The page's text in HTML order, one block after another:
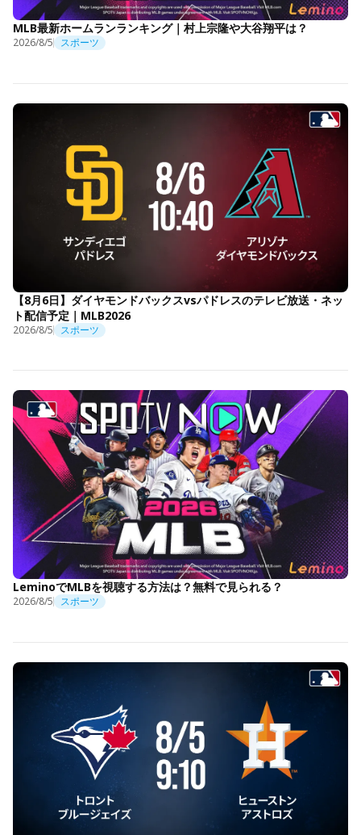
MLB最新ホームランランキング｜村上宗隆や大谷翔平は？
2026/8/5 スポーツ
【8月6日】ダイヤモンドバックスvsパドレスのテレビ放送・ネッ
ト配信予定｜MLB2026
2026/8/5 スポーツ
LeminoでMLBを視聴する方法は？無料で見られる？
2026/8/5 スポーツ